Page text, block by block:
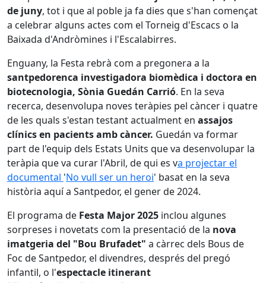
de juny, tot i que al poble ja fa dies que s'han començat
a celebrar alguns actes com el Torneig d'Escacs o la
Baixada d'Andròmines i l'Escalabirres.
Enguany, la Festa rebrà com a pregonera a la
santpedorenca investigadora biomèdica i doctora en
biotecnologia, Sònia Guedán Carrió. En la seva
recerca, desenvolupa noves teràpies pel càncer i quatre
de les quals s'estan testant actualment en assajos
clínics en pacients amb càncer. Guedán va formar
part de l'equip dels Estats Units que va desenvolupar la
teràpia que va curar l'Abril, de qui es va projectar el
documental 'No vull ser un heroi' basat en la seva
història aquí a Santpedor, el gener de 2024.
El programa de Festa Major 2025 inclou algunes
sorpreses i novetats com la presentació de la nova
imatgeria del "Bou Brufadet" a càrrec dels Bous de
Foc de Santpedor, el divendres, després del pregó
infantil, o l'espectacle itinerant